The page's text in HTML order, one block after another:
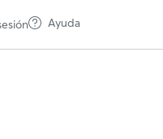
Ayuda